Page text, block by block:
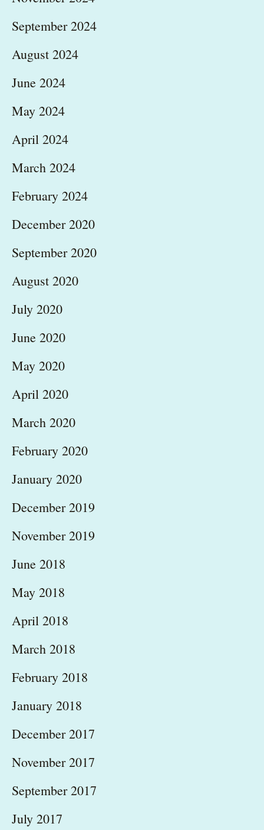
September 2024
August 2024
June 2024
May 2024
April 2024
March 2024
February 2024
December 2020
September 2020
August 2020
July 2020
June 2020
May 2020
April 2020
March 2020
February 2020
January 2020
December 2019
November 2019
June 2018
May 2018
April 2018
March 2018
February 2018
January 2018
December 2017
November 2017
September 2017
July 2017